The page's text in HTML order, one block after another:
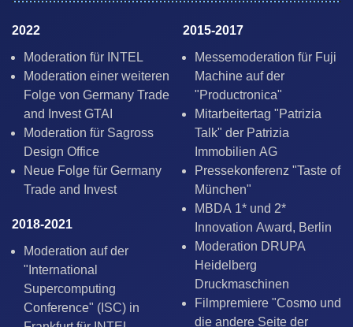
2022
Moderation für INTEL
Moderation einer weiteren
Folge von Germany Trade
and Invest GTAI
Moderation für Sagross
Design Office
Neue Folge für Germany
Trade and Invest
2018-2021
Moderation auf der
"International
Supercomputing
Conference" (ISC) in
2015-2017
Messemoderation für Fuji
Machine auf der
"Productronica"
Mitarbeitertag "Patrizia
Talk" der Patrizia
Immobilien AG
Pressekonferenz "Taste of
München"
MBDA 1* und 2*
Innovation Award, Berlin
Moderation DRUPA
Heidelberg
Druckmaschinen
Filmpremiere "Cosmo und
die andere Seite der